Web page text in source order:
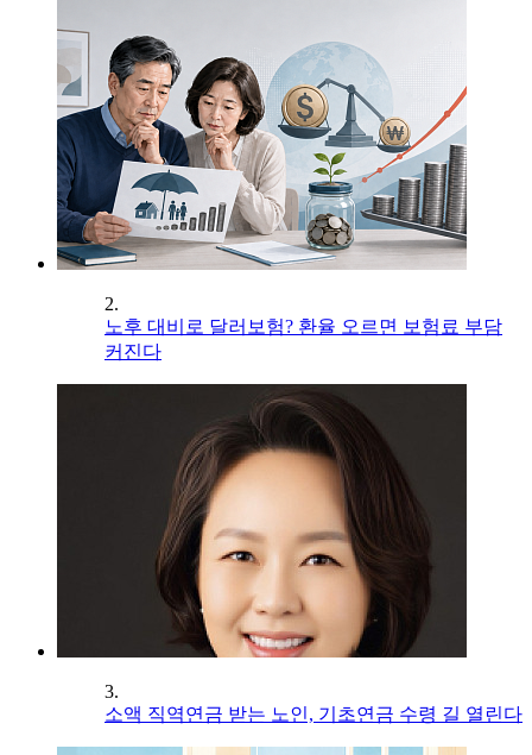
2.
노후 대비로 달러보험? 환율 오르면 보험료 부담
커진다
3.
소액 직역연금 받는 노인, 기초연금 수령 길 열린다